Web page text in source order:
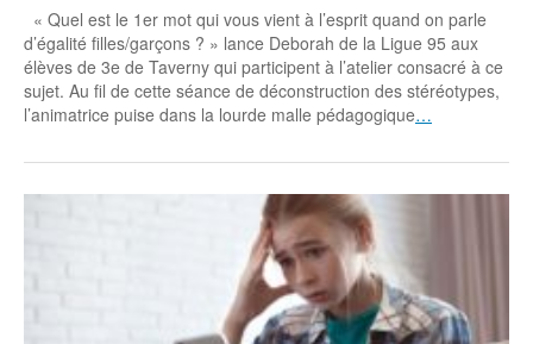
« Quel est le 1er mot qui vous vient à l’esprit quand on parle
d’égalité filles/garçons ? » lance Deborah de la Ligue 95 aux
élèves de 3e de Taverny qui participent à l’atelier consacré à ce
sujet. Au fil de cette séance de déconstruction des stéréotypes,
l’animatrice puise dans la lourde malle pédagogique…